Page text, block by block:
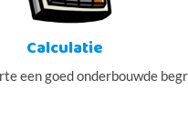
Calculatie
een goed onderbouwde